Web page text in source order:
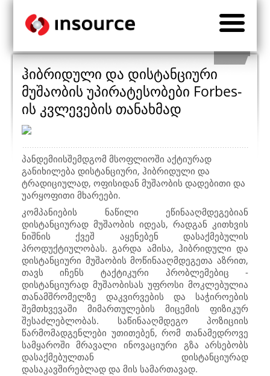
ჰიბრიდული და დისტანციური
მუშაობის უპირატესობები Forbes-
ის კვლევების თანახმად
პანდემიისშემდგომ მსოფლიოში აქტიურად
განიხილება დისტანციური, ჰიბრიდული და
ტრადიციულად, ოფისიდან მუშაობის დადებითი და
უარყოფითი მხარეები.
კომპანიების ნაწილი ეწინააღმდეგებიან
დისტანციურად მუშაობის იდეას, რადგან კითხვის
ნიშნის ქვეშ აყენებენ დასაქმებულის
პროდუქტიულობას. გარდა ამისა, ჰიბრიდული და
დისტანციური მუშაობის მოწინააღმდეგეთა აზრით,
თავს იჩენს ტაქტიკური პრობლემებიც -
დისტანციურად მუშაობისას უფროსი მოკლებულია
თანამშრომელზე დაკვირვების და საჭიროების
შემთხვევაში მიმართულების მიცემის ფიზიკურ
შესაძლებლობას. საწინააღმდეგო პოზიციის
წარმომადგენლები უთითებენ, რომ თანამედროვე
სამყაროში მრავალი ინოვაციური გზა არსებობს
დასაქმებულთან დისტანციურად
დასაკავშირებლად და მის სამართავად.